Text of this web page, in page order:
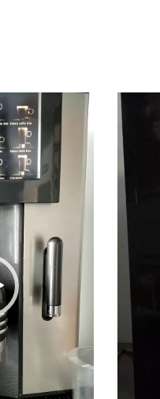
Player
video